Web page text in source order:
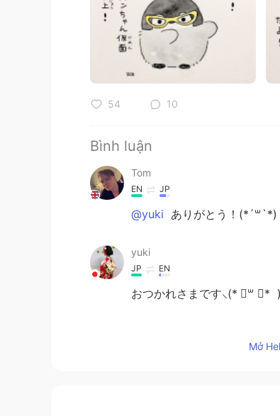
54 10
Bình luận
Tom
EN JP
@yuki ありがとう！(*´꒳`*)
yuki
JP EN
おつかれさまです⸜(* ॑꒳ ॑*
Mở